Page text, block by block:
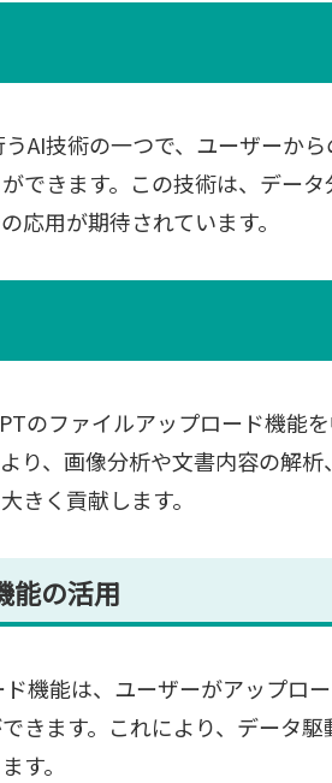
AI技術の一つで、ユーザーか
できます。この技術は、デー
応用が期待されています。
のファイルアップロード機能
り、画像分析や文書内容の解
きく貢献します。
能の活用
機能は、ユーザーがアップロ
きます。これにより、データ
す。